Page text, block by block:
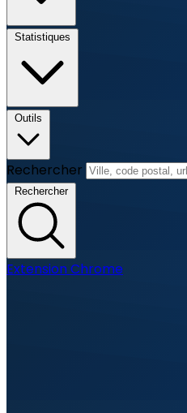
Statistiques
Outils
Rechercher
Rechercher
Extension Chrome